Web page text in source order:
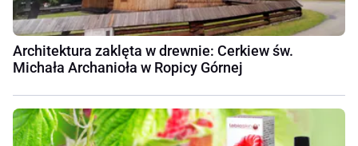
Architektura zaklęta w drewnie: Cerkiew św.
Michała Archanioła w Ropicy Górnej